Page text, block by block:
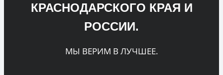
КРАСНОДАРСКОГО КРАЯ И
РОССИИ.
МЫ ВЕРИМ В ЛУЧШЕЕ.